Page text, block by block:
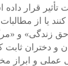
تأثیر قرار
یا از
و «مرگ
دختران ثابت
و ابراز